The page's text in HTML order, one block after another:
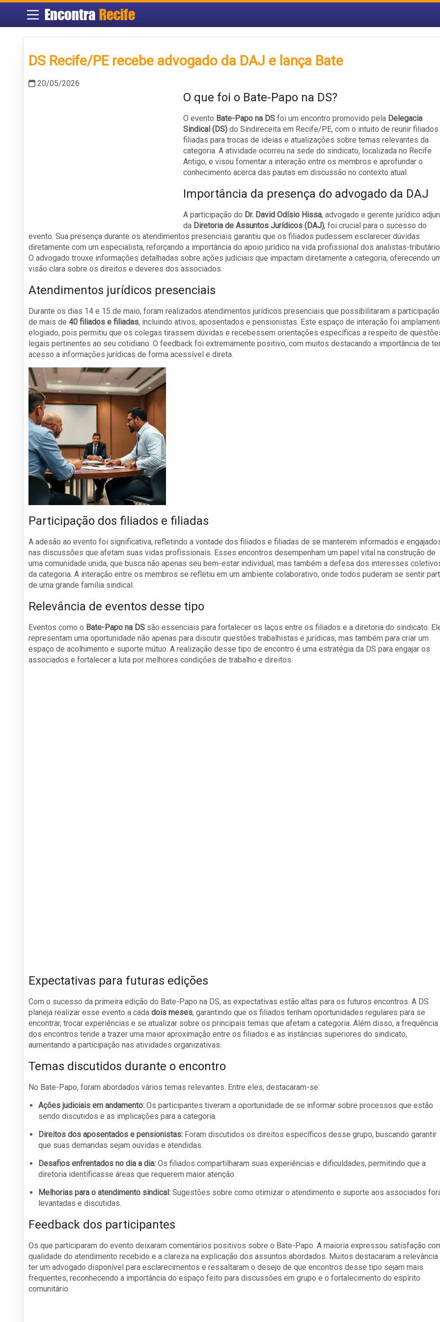
Encontra Recife
DS Recife/PE recebe advogado da DAJ e lança Bate
20/05/2026
O que foi o Bate-Papo na DS?
O evento Bate-Papo na DS foi um encontro promovido pela Delegacia
Sindical (DS) do Sindireceita em Recife/PE, com o intuito de reunir filiados
filiadas para trocas de ideias e atualizações sobre temas relevantes da
categoria. A atividade ocorreu na sede do sindicato, localizada no Recife
Antigo, e visou fomentar a interação entre os membros e aprofundar o
conhecimento acerca das pautas em discussão no contexto atual.
Importância da presença do advogado da DAJ
A participação do Dr. David Odísio Hissa, advogado e gerente jurídico
da Diretoria de Assuntos Jurídicos (DAJ), foi crucial para o sucesso do
evento. Sua presença durante os atendimentos presenciais garantiu que os filiados pudessem esclarecer dúvidas
diretamente com um especialista, reforçando a importância do apoio jurídico na vida profissional dos analistas-
O advogado trouxe informações detalhadas sobre ações judiciais que impactam diretamente a categoria, oferecendo
visão clara sobre os direitos e deveres dos associados.
Atendimentos jurídicos presenciais
Durante os dias 14 e 15 de maio, foram realizados atendimentos jurídicos presenciais que possibilitaram a participação
de mais de 40 filiados e filiadas, incluindo ativos, aposentados e pensionistas. Este espaço de interação foi
elogiado, pois permitiu que os colegas tirassem dúvidas e recebessem orientações específicas a respeito de
legais pertinentes ao seu cotidiano. O feedback foi extremamente positivo, com muitos destacando a importância de
acesso a informações jurídicas de forma acessível e direta.
Participação dos filiados e filiadas
A adesão ao evento foi significativa, refletindo a vontade dos filiados e filiadas de se manterem informados e
nas discussões que afetam suas vidas profissionais. Esses encontros desempenham um papel vital na construção de
uma comunidade unida, que busca não apenas seu bem-estar individual, mas também a defesa dos interesses
da categoria. A interação entre os membros se refletiu em um ambiente colaborativo, onde todos puderam se sentir
de uma grande família sindical.
Relevância de eventos desse tipo
Eventos como o Bate-Papo na DS são essenciais para fortalecer os laços entre os filiados e a diretoria do sindicato.
representam uma oportunidade não apenas para discutir questões trabalhistas e jurídicas, mas também para criar um
espaço de acolhimento e suporte mútuo. A realização desse tipo de encontro é uma estratégia da DS para engajar os
associados e fortalecer a luta por melhores condições de trabalho e direitos.
Expectativas para futuras edições
Com o sucesso da primeira edição do Bate-Papo na DS, as expectativas estão altas para os futuros encontros. A DS
planeja realizar esse evento a cada dois meses, garantindo que os filiados tenham oportunidades regulares para se
encontrar, trocar experiências e se atualizar sobre os principais temas que afetam a categoria. Além disso, a frequência
dos encontros tende a trazer uma maior aproximação entre os filiados e as instâncias superiores do sindicato,
aumentando a participação nas atividades organizativas.
Temas discutidos durante o encontro
No Bate-Papo, foram abordados vários temas relevantes. Entre eles, destacaram-se:
Ações judiciais em andamento: Os participantes tiveram a oportunidade de se informar sobre processos que estão
sendo discutidos e as implicações para a categoria.
Direitos dos aposentados e pensionistas: Foram discutidos os direitos específicos desse grupo, buscando garantir
que suas demandas sejam ouvidas e atendidas.
Desafios enfrentados no dia a dia: Os filiados compartilharam suas experiências e dificuldades, permitindo que a
diretoria identificasse áreas que requerem maior atenção.
Melhorias para o atendimento sindical: Sugestões sobre como otimizar o atendimento e suporte aos associados
levantadas e discutidas.
Feedback dos participantes
Os que participaram do evento deixaram comentários positivos sobre o Bate-Papo. A maioria expressou satisfação
qualidade do atendimento recebido e a clareza na explicação dos assuntos abordados. Muitos destacaram a relevância
ter um advogado disponível para esclarecimentos e ressaltaram o desejo de que encontros desse tipo sejam mais
frequentes, reconhecendo a importância do espaço feito para discussões em grupo e o fortalecimento do espírito
comunitário.